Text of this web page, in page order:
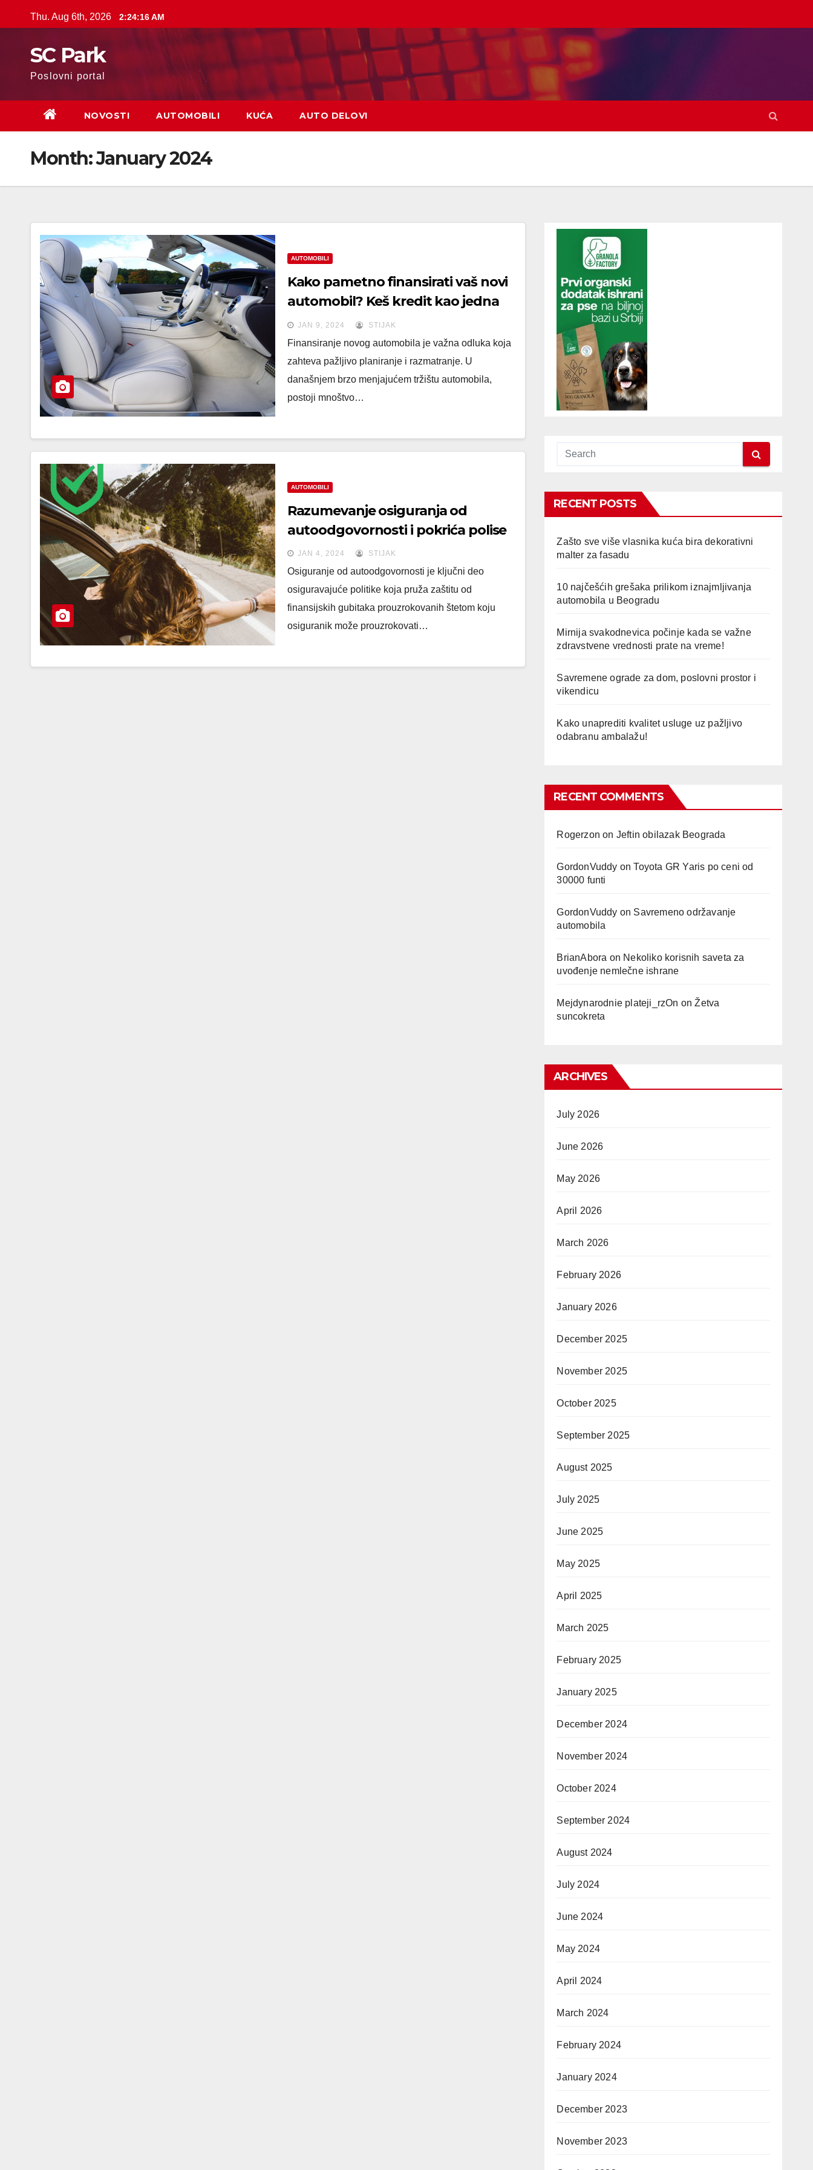
to
Thu. Aug 6th, 2026 2:24:17 AM
SC Park
Poslovni portal
NOVOSTI AUTOMOBILI KUĆA AUTO DELOVI
Month: January 2024
AUTOMOBILI
Kako pametno finansirati vaš novi
automobil? Keš kredit kao jedna
od opcija!
JAN 9, 2024 STIJAK
Finansiranje novog automobila je važna odluka koja
zahteva pažljivo planiranje i razmatranje. U
današnjem brzo menjajućem tržištu automobila,
postoji mnoštvo…
AUTOMOBILI
Razumevanje osiguranja od
autoodgovornosti i pokrića polise
JAN 4, 2024 STIJAK
Osiguranje od autoodgovornosti je ključni deo
osiguravajuće politike koja pruža zaštitu od
finansijskih gubitaka prouzrokovanih štetom koju
osiguranik može prouzrokovati…
RECENT POSTS
Zašto sve više vlasnika kuća bira dekorativni
malter za fasadu
10 najčešćih grešaka prilikom iznajmljivanja
automobila u Beogradu
Mirnija svakodnevica počinje kada se važne
zdravstvene vrednosti prate na vreme!
Savremene ograde za dom, poslovni prostor i
vikendicu
Kako unaprediti kvalitet usluge uz pažljivo
odabranu ambalažu!
RECENT COMMENTS
Rogerzon on Jeftin obilazak Beograda
GordonVuddy onToyota GR Yaris po ceni od
30000 funti
GordonVuddy on Savremeno održavanje
automobila
BrianAbora on Nekoliko korisnih saveta za
uvođenje nemlečne ishrane
Mejdynarodnie plateji_rzOn onŽetva
suncokreta
ARCHIVES
July 2026
June 2026
May 2026
April 2026
March 2026
February 2026
January 2026
December 2025
November 2025
October 2025
September 2025
August 2025
July 2025
June 2025
May 2025
April 2025
March 2025
February 2025
January 2025
December 2024
November 2024
October 2024
September 2024
August 2024
July 2024
June 2024
May 2024
April 2024
March 2024
February 2024
January 2024
December 2023
November 2023